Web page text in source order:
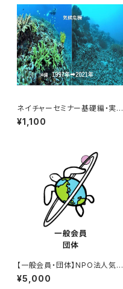
ネイチャーセミナー基礎編・実践
編オンライン講座
¥1,100
【一般会員・団体】NPO法人気候
危機対策ネットワーク 年会費
¥5,000